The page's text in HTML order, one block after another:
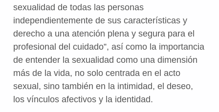
sexualidad de todas las personas
independientemente de sus características y
derecho a una atención plena y segura para el
profesional del cuidado”, así como la importancia
de entender la sexualidad como una dimensión
más de la vida, no solo centrada en el acto
sexual, sino también en la intimidad, el deseo,
los vínculos afectivos y la identidad.